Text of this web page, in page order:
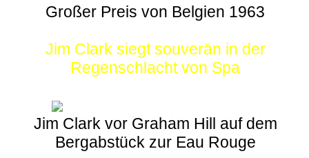
Großer Preis von Belgien 1963
Jim Clark siegt souverän in der
Regenschlacht von Spa
Jim Clark vor Graham Hill auf dem
Bergabstück zur Eau Rouge